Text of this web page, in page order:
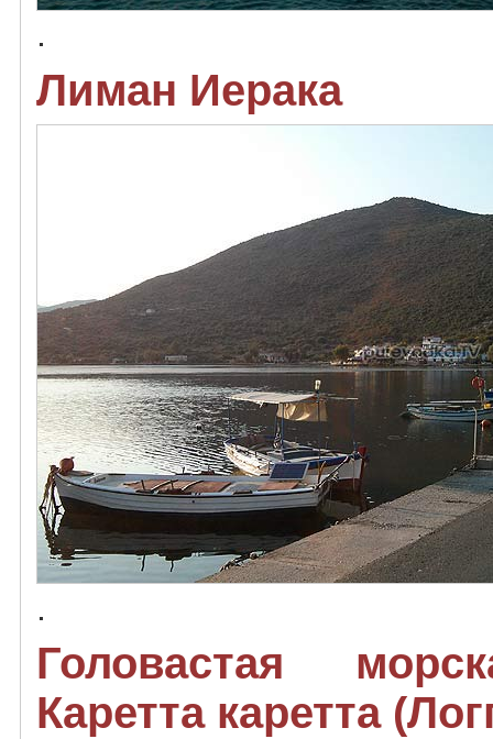
.
Лиман Иерака
.
Головастая
Каретта каретта